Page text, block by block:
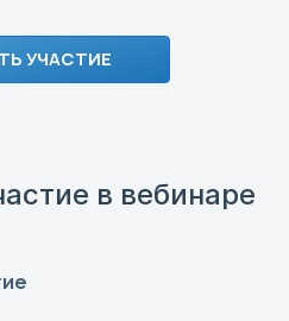
УЧАСТИЕ
в вебинаре